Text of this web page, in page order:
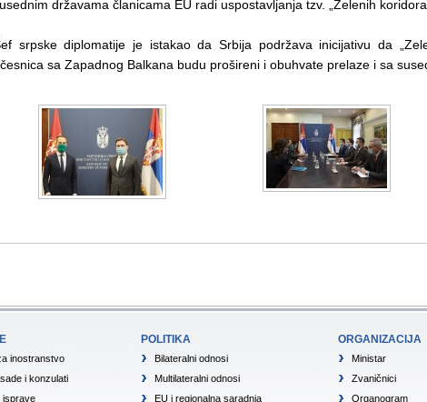
državama članicama EU radi uspostavljanja tzv. „Zelenih
srpske diplomatije je istakao da Srbija podržava inicijativu da
sa Zapadnog Balkana budu prošireni i obuhvate prelaze i sa
inostranstvo
i konzulati
isprave
POLITIKA
Bilateralni odnosi
Multilateralni odnosi
EU i regionalna saradnja
ORGANIZACIJA
Ministar
Zvaničnici
Organogram